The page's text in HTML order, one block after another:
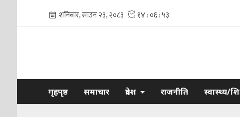
गृहपृष्ठ समाचार प्रदेश राजनीति स्वास्थ्य/